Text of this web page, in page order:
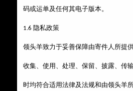
行业资讯
1
如何使用集运服...
码或运单及任何其电子版本。
1.6 隐私政策
领头羊致力于妥善保障由寄件人所提
收集、使用、处理、保留、披露、传
时均符合适用法律及法规和由领头羊